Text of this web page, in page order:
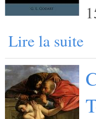
Lire la suite